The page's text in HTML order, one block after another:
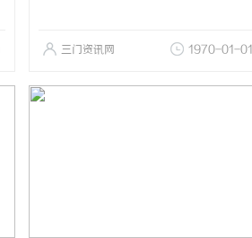
三门资讯网 1970-01-01